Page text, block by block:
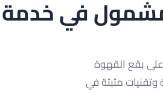
في خدمة
على بقع القهوة
وتقنيات مثبتة في